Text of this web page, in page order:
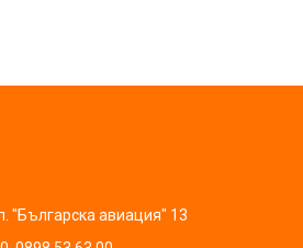
"Българска авиация" 13